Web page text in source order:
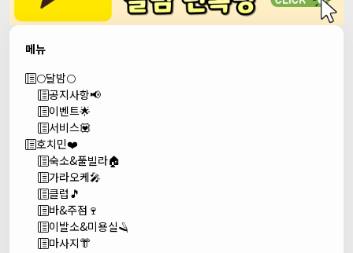
메뉴
🌕달밤🌕
공지사항📢
이벤트🌟
서비스💟
호치민❤️
숙소&풀빌라🏠
가라오케🎤
클럽🎵
바&주점🍷
이발소&미용실🪒
마사지👘